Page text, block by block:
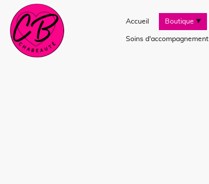
Accueil Boutique
Soins d'accompagnement